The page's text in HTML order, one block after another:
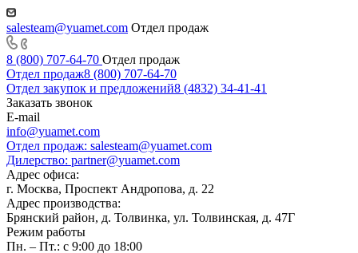
salesteam@yuamet.com Отдел продаж
8 (800) 707-64-70 Отдел продаж
Отдел продаж8 (800) 707-64-70
Отдел закупок и предложений8 (4832) 34-41-41
Заказать звонок
E-mail
info@yuamet.com
Отдел продаж: salesteam@yuamet.com
Дилерство: partner@yuamet.com
Адрес офиса:
г. Москва, Проспект Андропова, д. 22
Адрес производства:
Брянский район, д. Толвинка, ул. Толвинская, д. 47Г
Режим работы
Пн. – Пт.: с 9:00 до 18:00